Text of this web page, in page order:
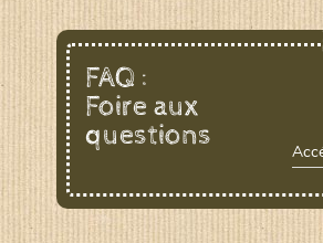
FAQ :
Foire aux
questions